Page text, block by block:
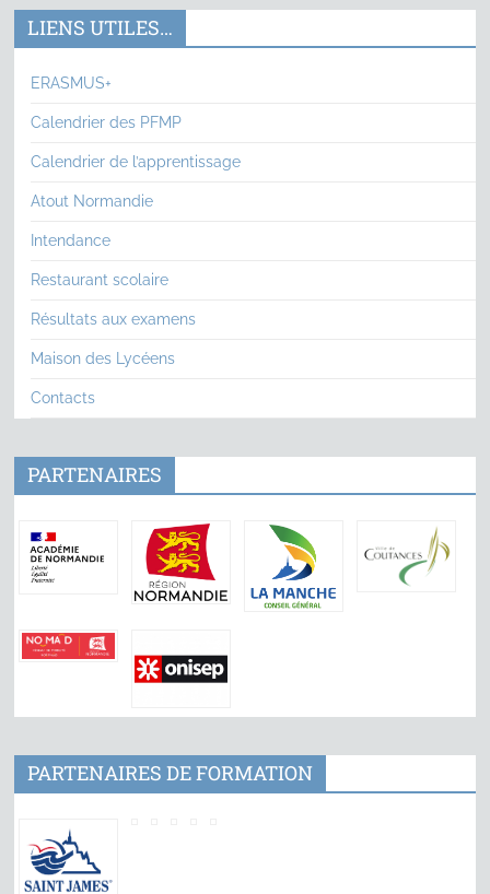
LIENS UTILES…
ERASMUS+
Calendrier des PFMP
Calendrier de l’apprentissage
Atout Normandie
Intendance
Restaurant scolaire
Résultats aux examens
Maison des Lycéens
Contacts
PARTENAIRES
PARTENAIRES DE FORMATION